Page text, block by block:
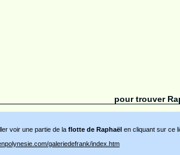
pour trouver
voir une partie de la flotte de Raphaël en cliquant sur ce
galeriedefrank/index.htm